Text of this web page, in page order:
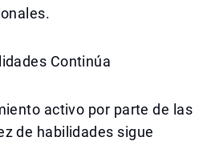
Continúa
activo por parte de las
de habilidades sigue